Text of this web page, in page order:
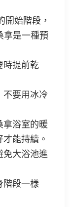
開始階段，
拿是一種預
時提前乾
不要用冰冷
拿浴室的暖
能持續。
免大浴池進
階段一樣